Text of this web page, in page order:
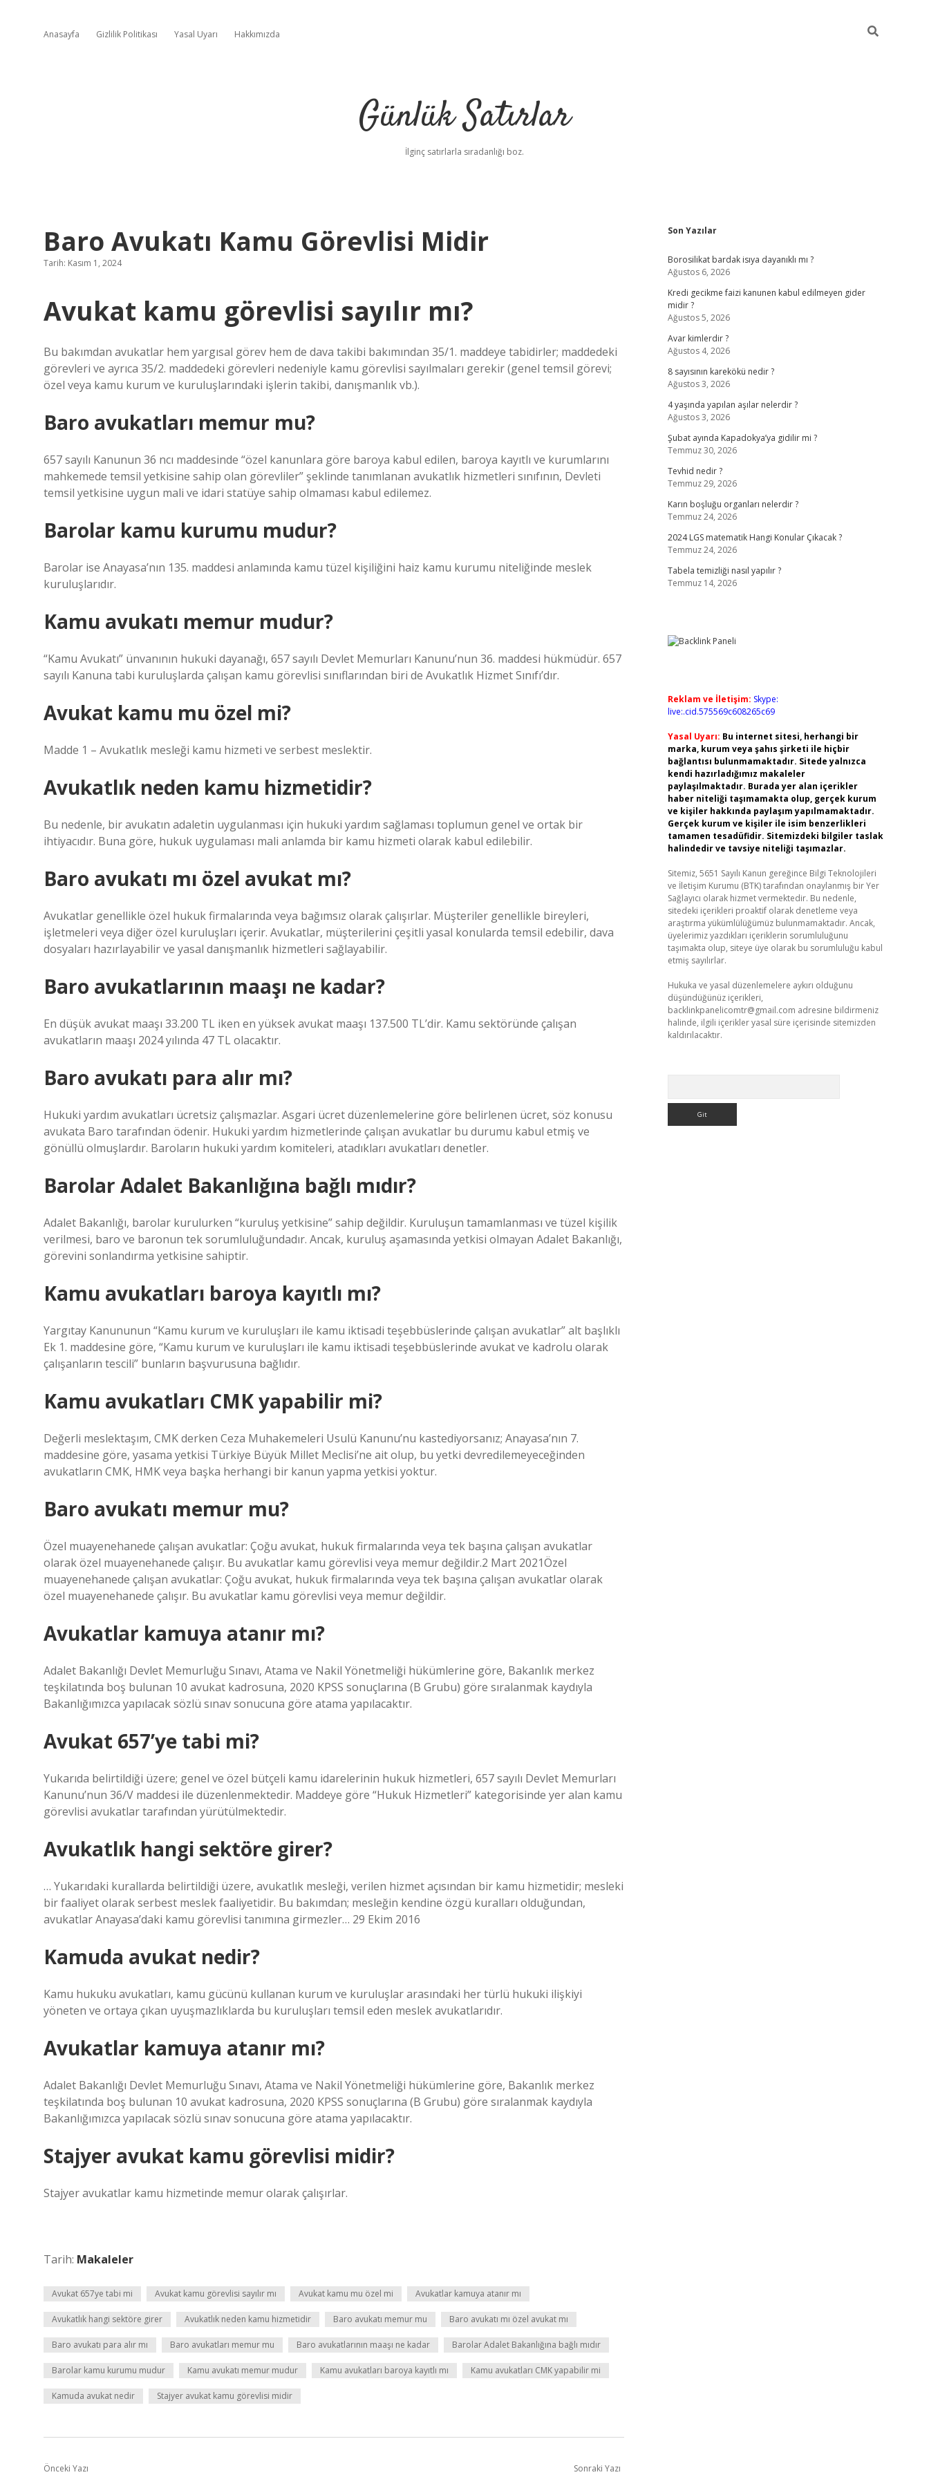
Anasayfa Gizlilik Politikası Yasal Uyarı Hakkımızda
Günlük Satırlar
İlginç satırlarla sıradanlığı boz.
Baro Avukatı Kamu Görevlisi Midir
Tarih: Kasım 1, 2024
Avukat kamu görevlisi sayılır mı?
Bu bakımdan avukatlar hem yargısal görev hem de dava takibi bakımından 35/1. maddeye tabidirler; maddedeki
görevleri ve ayrıca 35/2. maddedeki görevleri nedeniyle kamu görevlisi sayılmaları gerekir (genel temsil görevi;
özel veya kamu kurum ve kuruluşlarındaki işlerin takibi, danışmanlık vb.).
Baro avukatları memur mu?
657 sayılı Kanunun 36 ncı maddesinde “özel kanunlara göre baroya kabul edilen, baroya kayıtlı ve kurumlarını
mahkemede temsil yetkisine sahip olan görevliler” şeklinde tanımlanan avukatlık hizmetleri sınıfının, Devleti
temsil yetkisine uygun mali ve idari statüye sahip olmaması kabul edilemez.
Barolar kamu kurumu mudur?
Barolar ise Anayasa’nın 135. maddesi anlamında kamu tüzel kişiliğini haiz kamu kurumu niteliğinde meslek
kuruluşlarıdır.
Kamu avukatı memur mudur?
“Kamu Avukatı” ünvanının hukuki dayanağı, 657 sayılı Devlet Memurları Kanunu’nun 36. maddesi hükmüdür. 657
sayılı Kanuna tabi kuruluşlarda çalışan kamu görevlisi sınıflarından biri de Avukatlık Hizmet Sınıfı’dır.
Avukat kamu mu özel mi?
Madde 1 – Avukatlık mesleği kamu hizmeti ve serbest meslektir.
Avukatlık neden kamu hizmetidir?
Bu nedenle, bir avukatın adaletin uygulanması için hukuki yardım sağlaması toplumun genel ve ortak bir
ihtiyacıdır. Buna göre, hukuk uygulaması mali anlamda bir kamu hizmeti olarak kabul edilebilir.
Baro avukatı mı özel avukat mı?
Avukatlar genellikle özel hukuk firmalarında veya bağımsız olarak çalışırlar. Müşteriler genellikle bireyleri,
işletmeleri veya diğer özel kuruluşları içerir. Avukatlar, müşterilerini çeşitli yasal konularda temsil edebilir, dava
dosyaları hazırlayabilir ve yasal danışmanlık hizmetleri sağlayabilir.
Baro avukatlarının maaşı ne kadar?
En düşük avukat maaşı 33.200 TL iken en yüksek avukat maaşı 137.500 TL’dir. Kamu sektöründe çalışan
avukatların maaşı 2024 yılında 47 TL olacaktır.
Baro avukatı para alır mı?
Hukuki yardım avukatları ücretsiz çalışmazlar. Asgari ücret düzenlemelerine göre belirlenen ücret, söz konusu
avukata Baro tarafından ödenir. Hukuki yardım hizmetlerinde çalışan avukatlar bu durumu kabul etmiş ve
gönüllü olmuşlardır. Baroların hukuki yardım komiteleri, atadıkları avukatları denetler.
Barolar Adalet Bakanlığına bağlı mıdır?
Adalet Bakanlığı, barolar kurulurken “kuruluş yetkisine” sahip değildir. Kuruluşun tamamlanması ve tüzel kişilik
verilmesi, baro ve baronun tek sorumluluğundadır. Ancak, kuruluş aşamasında yetkisi olmayan Adalet Bakanlığı,
görevini sonlandırma yetkisine sahiptir.
Kamu avukatları baroya kayıtlı mı?
Yargıtay Kanununun “Kamu kurum ve kuruluşları ile kamu iktisadi teşebbüslerinde çalışan avukatlar” alt başlıklı
Ek 1. maddesine göre, “Kamu kurum ve kuruluşları ile kamu iktisadi teşebbüslerinde avukat ve kadrolu olarak
çalışanların tescili” bunların başvurusuna bağlıdır.
Kamu avukatları CMK yapabilir mi?
Değerli meslektaşım, CMK derken Ceza Muhakemeleri Usulü Kanunu’nu kastediyorsanız; Anayasa’nın 7.
maddesine göre, yasama yetkisi Türkiye Büyük Millet Meclisi’ne ait olup, bu yetki devredilemeyeceğinden
avukatların CMK, HMK veya başka herhangi bir kanun yapma yetkisi yoktur.
Baro avukatı memur mu?
Özel muayenehanede çalışan avukatlar: Çoğu avukat, hukuk firmalarında veya tek başına çalışan avukatlar
olarak özel muayenehanede çalışır. Bu avukatlar kamu görevlisi veya memur değildir.2 Mart 2021Özel
muayenehanede çalışan avukatlar: Çoğu avukat, hukuk firmalarında veya tek başına çalışan avukatlar olarak
özel muayenehanede çalışır. Bu avukatlar kamu görevlisi veya memur değildir.
Avukatlar kamuya atanır mı?
Adalet Bakanlığı Devlet Memurluğu Sınavı, Atama ve Nakil Yönetmeliği hükümlerine göre, Bakanlık merkez
teşkilatında boş bulunan 10 avukat kadrosuna, 2020 KPSS sonuçlarına (B Grubu) göre sıralanmak kaydıyla
Bakanlığımızca yapılacak sözlü sınav sonucuna göre atama yapılacaktır.
Avukat 657’ye tabi mi?
Yukarıda belirtildiği üzere; genel ve özel bütçeli kamu idarelerinin hukuk hizmetleri, 657 sayılı Devlet Memurları
Kanunu’nun 36/V maddesi ile düzenlenmektedir. Maddeye göre “Hukuk Hizmetleri” kategorisinde yer alan kamu
görevlisi avukatlar tarafından yürütülmektedir.
Avukatlık hangi sektöre girer?
… Yukarıdaki kurallarda belirtildiği üzere, avukatlık mesleği, verilen hizmet açısından bir kamu hizmetidir; mesleki
bir faaliyet olarak serbest meslek faaliyetidir. Bu bakımdan; mesleğin kendine özgü kuralları olduğundan,
avukatlar Anayasa’daki kamu görevlisi tanımına girmezler… 29 Ekim 2016
Kamuda avukat nedir?
Kamu hukuku avukatları, kamu gücünü kullanan kurum ve kuruluşlar arasındaki her türlü hukuki ilişkiyi
yöneten ve ortaya çıkan uyuşmazlıklarda bu kuruluşları temsil eden meslek avukatlarıdır.
Avukatlar kamuya atanır mı?
Adalet Bakanlığı Devlet Memurluğu Sınavı, Atama ve Nakil Yönetmeliği hükümlerine göre, Bakanlık merkez
teşkilatında boş bulunan 10 avukat kadrosuna, 2020 KPSS sonuçlarına (B Grubu) göre sıralanmak kaydıyla
Bakanlığımızca yapılacak sözlü sınav sonucuna göre atama yapılacaktır.
Stajyer avukat kamu görevlisi midir?
Stajyer avukatlar kamu hizmetinde memur olarak çalışırlar.
Tarih: Makaleler
Avukat 657ye tabi mi Avukat kamu görevlisi sayılır mı Avukat kamu mu özel mi Avukatlar kamuya atanır mı
Avukatlık hangi sektöre girer Avukatlık neden kamu hizmetidir Baro avukatı memur mu Baro avukatı mı özel avukat mı
Baro avukatı para alır mı Baro avukatları memur mu Baro avukatlarının maaşı ne kadar Barolar Adalet Bakanlığına bağlı mıdır
Barolar kamu kurumu mudur Kamu avukatı memur mudur Kamu avukatları baroya kayıtlı mı Kamu avukatları CMK yapabilir mi
Kamuda avukat nedir Stajyer avukat kamu görevlisi midir
Önceki Yazı Sonraki Yazı
Sidebar
Son Yazılar
Borosilikat bardak isıya dayanıklı mı ?
Ağustos 6, 2026
Kredi gecikme faizi kanunen kabul edilmeyen gider
midir ?
Ağustos 5, 2026
Avar kimlerdir ?
Ağustos 4, 2026
8 sayısının karekökü nedir ?
Ağustos 3, 2026
4 yaşında yapılan aşılar nelerdir ?
Ağustos 3, 2026
Şubat ayında Kapadokya’ya gidilir mi ?
Temmuz 30, 2026
Tevhid nedir ?
Temmuz 29, 2026
Karın boşluğu organları nelerdir ?
Temmuz 24, 2026
2024 LGS matematik Hangi Konular Çıkacak ?
Temmuz 24, 2026
Tabela temizliği nasıl yapılır ?
Temmuz 14, 2026
Reklam ve İletişim: Skype:
live:.cid.575569c608265c69
Yasal Uyarı: Bu internet sitesi, herhangi bir
marka, kurum veya şahıs şirketi ile hiçbir
bağlantısı bulunmamaktadır. Sitede yalnızca
kendi hazırladığımız makaleler
paylaşılmaktadır. Burada yer alan içerikler
haber niteliği taşımamakta olup, gerçek kurum
ve kişiler hakkında paylaşım yapılmamaktadır.
Gerçek kurum ve kişiler ile isim benzerlikleri
tamamen tesadüfidir. Sitemizdeki bilgiler taslak
halindedir ve tavsiye niteliği taşımazlar.
Sitemiz, 5651 Sayılı Kanun gereğince Bilgi Teknolojileri
ve İletişim Kurumu (BTK) tarafından onaylanmış bir Yer
Sağlayıcı olarak hizmet vermektedir. Bu nedenle,
sitedeki içerikleri proaktif olarak denetleme veya
araştırma yükümlülüğümüz bulunmamaktadır. Ancak,
üyelerimiz yazdıkları içeriklerin sorumluluğunu
taşımakta olup, siteye üye olarak bu sorumluluğu kabul
etmiş sayılırlar.
Hukuka ve yasal düzenlemelere aykırı olduğunu
düşündüğünüz içerikleri,
backlinkpanelicomtr@gmail.com adresine bildirmeniz
halinde, ilgili içerikler yasal süre içerisinde sitemizden
kaldırılacaktır.